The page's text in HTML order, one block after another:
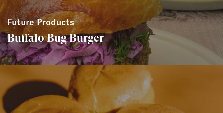
Future Products
Buffalo Bug Burger